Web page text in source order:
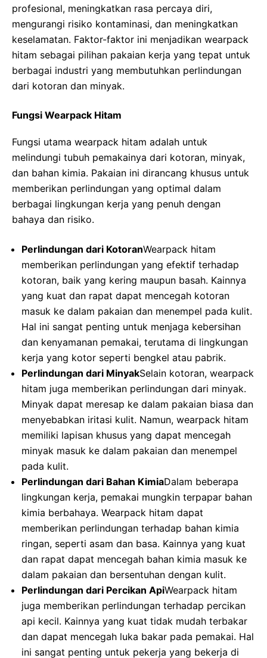
profesional, meningkatkan rasa percaya diri,
mengurangi risiko kontaminasi, dan meningkatkan
keselamatan. Faktor-faktor ini menjadikan wearpack
hitam sebagai pilihan pakaian kerja yang tepat untuk
berbagai industri yang membutuhkan perlindungan
dari kotoran dan minyak.
Fungsi Wearpack Hitam
Fungsi utama wearpack hitam adalah untuk
melindungi tubuh pemakainya dari kotoran, minyak,
dan bahan kimia. Pakaian ini dirancang khusus untuk
memberikan perlindungan yang optimal dalam
berbagai lingkungan kerja yang penuh dengan
bahaya dan risiko.
Perlindungan dari KotoranWearpack hitam
memberikan perlindungan yang efektif terhadap
kotoran, baik yang kering maupun basah. Kainnya
yang kuat dan rapat dapat mencegah kotoran
masuk ke dalam pakaian dan menempel pada kulit.
Hal ini sangat penting untuk menjaga kebersihan
dan kenyamanan pemakai, terutama di lingkungan
kerja yang kotor seperti bengkel atau pabrik.
Perlindungan dari MinyakSelain kotoran, wearpack
hitam juga memberikan perlindungan dari minyak.
Minyak dapat meresap ke dalam pakaian biasa dan
menyebabkan iritasi kulit. Namun, wearpack hitam
memiliki lapisan khusus yang dapat mencegah
minyak masuk ke dalam pakaian dan menempel
pada kulit.
Perlindungan dari Bahan KimiaDalam beberapa
lingkungan kerja, pemakai mungkin terpapar bahan
kimia berbahaya. Wearpack hitam dapat
memberikan perlindungan terhadap bahan kimia
ringan, seperti asam dan basa. Kainnya yang kuat
dan rapat dapat mencegah bahan kimia masuk ke
dalam pakaian dan bersentuhan dengan kulit.
Perlindungan dari Percikan ApiWearpack hitam
juga memberikan perlindungan terhadap percikan
api kecil. Kainnya yang kuat tidak mudah terbakar
dan dapat mencegah luka bakar pada pemakai. Hal
ini sangat penting untuk pekerja yang bekerja di